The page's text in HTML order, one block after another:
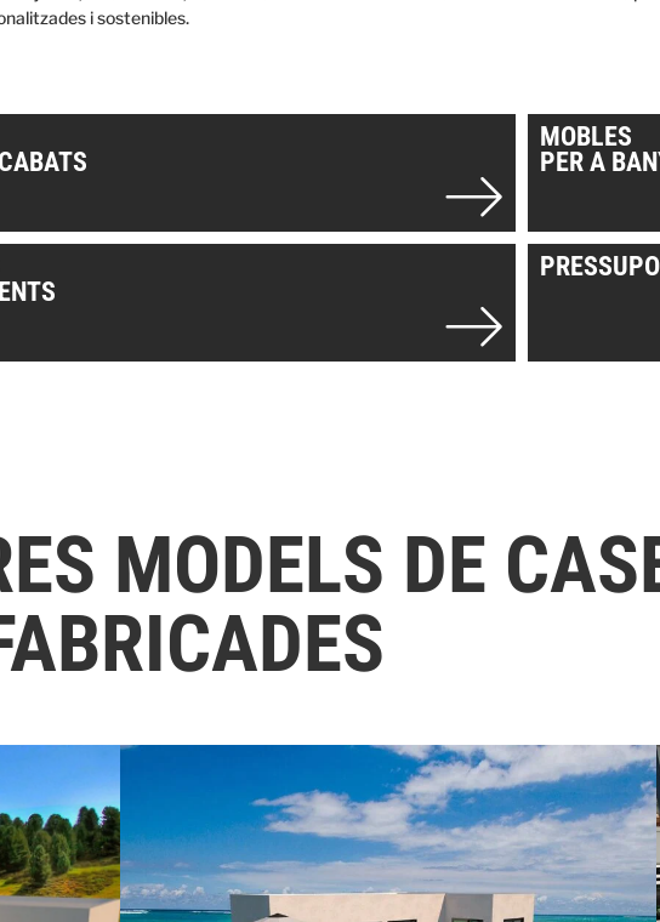
i sostenibles.
MOBLES
PER A
MODELS DE